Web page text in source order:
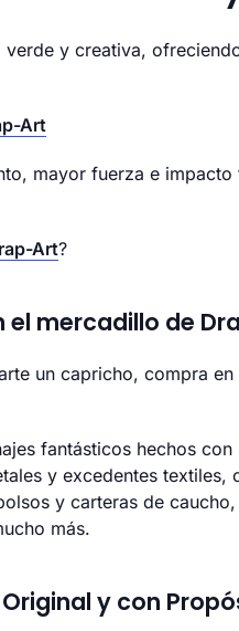
y creativa,
Art
mayor fuerza e
Art?
mercadillo de
un capricho, compra
fantásticos hechos
y excedentes
y carteras de
más.
y con